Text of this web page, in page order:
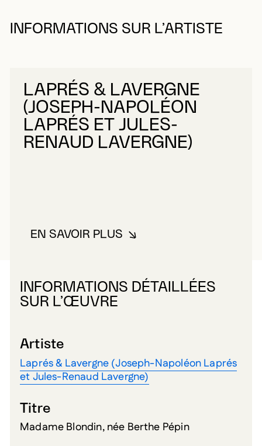
INFORMATIONS SUR L’ARTISTE
LAPRÉS & LAVERGNE
(JOSEPH-NAPOLÉON
LAPRÉS ET JULES-
RENAUD LAVERGNE)
EN SAVOIR PLUSÀ PROPOS DE LAPRÉS &
INFORMATIONS DÉTAILLÉES
SUR L’ŒUVRE
Artiste
Laprés & Lavergne (Joseph-Napoléon Laprés
et Jules-Renaud Lavergne)
Titre
Madame Blondin, née Berthe Pépin